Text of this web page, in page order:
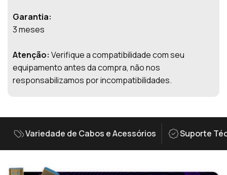
Garantia:
3 meses
Atenção: Verifique a compatibilidade com seu
equipamento antes da compra, não nos
responsabilizamos por incompatibilidades.
Variedade de Cabos e Acessórios Suporte